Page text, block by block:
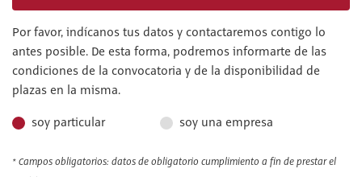
Por favor, indícanos tus datos y contactaremos contigo lo
antes posible. De esta forma, podremos informarte de las
condiciones de la convocatoria y de la disponibilidad de
plazas en la misma.
soy particular soy una empresa
* Campos obligatorios: datos de obligatorio cumplimiento a fin de prestar el